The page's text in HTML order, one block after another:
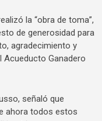
la “obra de toma”,
de generosidad para
agradecimiento y
Acueducto Ganadero
señaló que
ahora todos estos